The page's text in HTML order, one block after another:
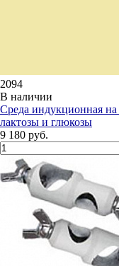
2094
В наличии
Среда индукционная
лактозы и глюкозы
9 180 руб.